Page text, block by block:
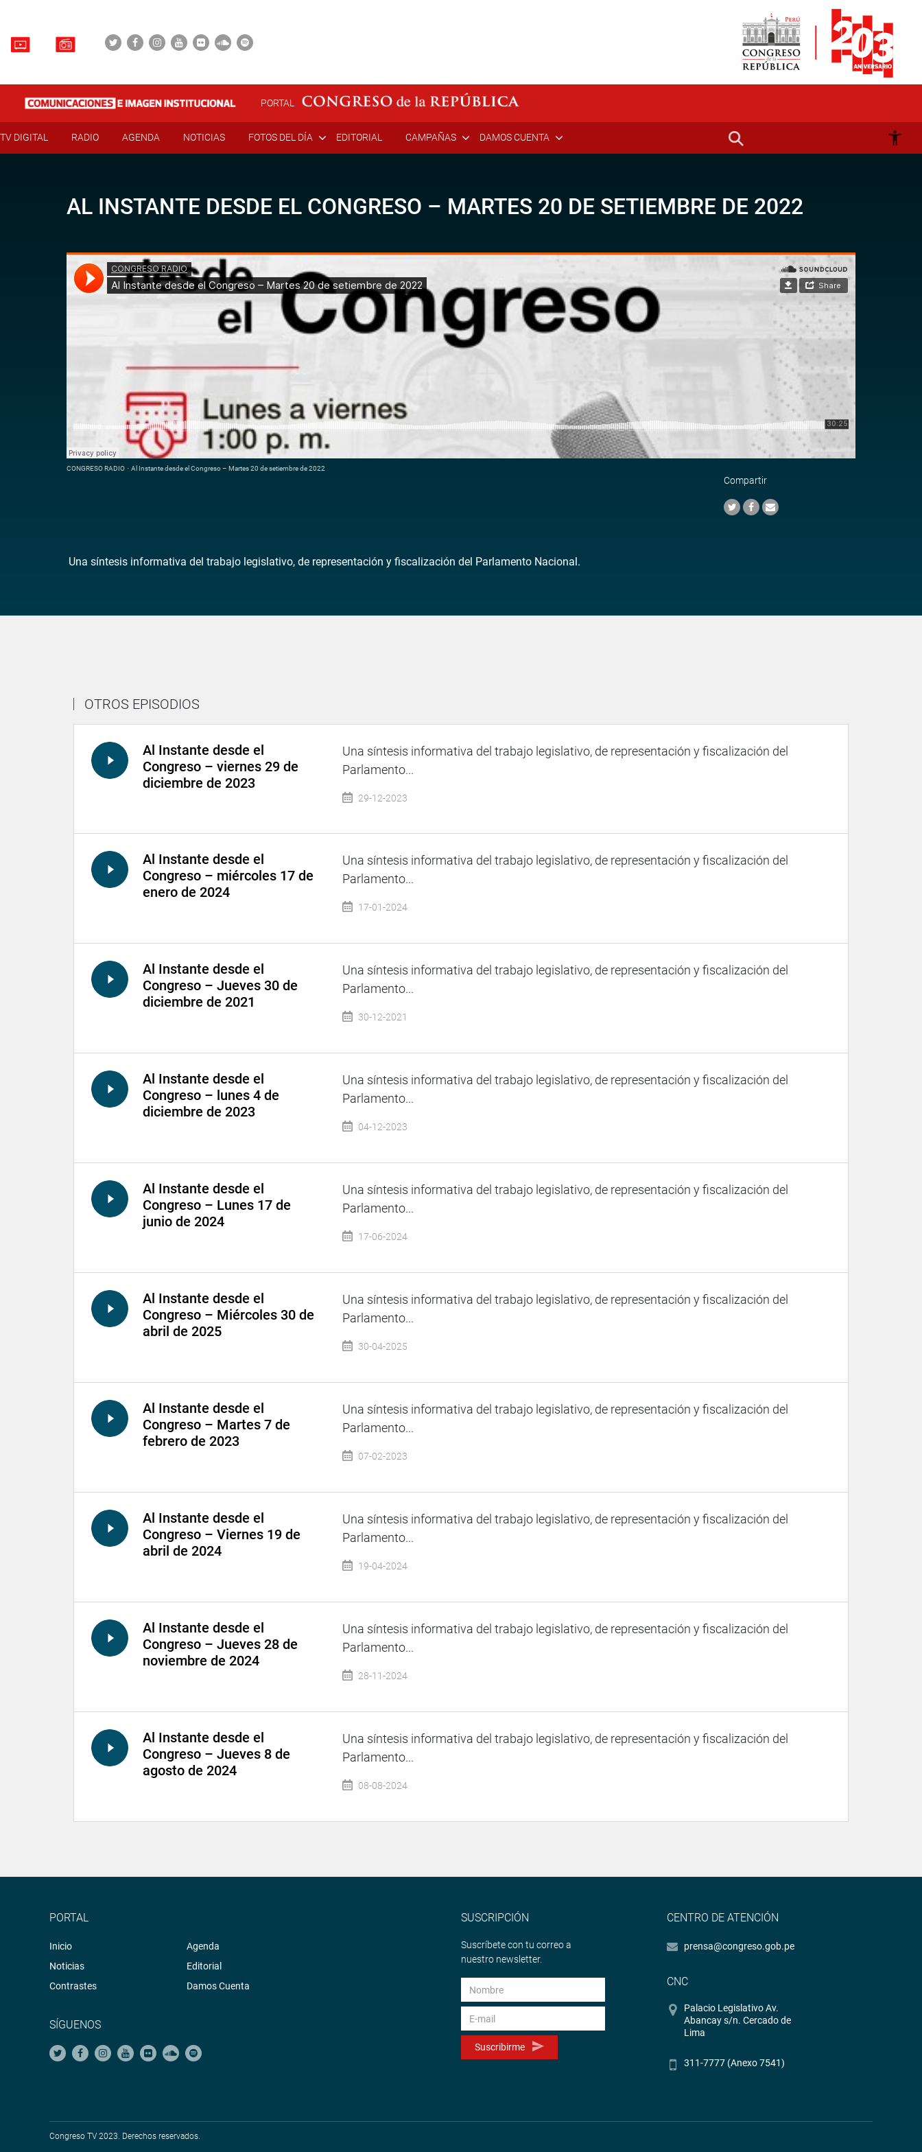
PORTAL
TV DIGITAL RADIO AGENDA NOTICIAS FOTOS DEL DÍA EDITORIAL CAMPAÑAS DAMOS CUENTA
AL INSTANTE DESDE EL CONGRESO – MARTES 20 DE SETIEMBRE DE 2022
CONGRESO RADIO · Al Instante desde el Congreso – Martes 20 de setiembre de 2022
Compartir
Una síntesis informativa del trabajo legislativo, de representación y fiscalización del Parlamento Nacional.
OTROS EPISODIOS
Al Instante desde el
Congreso – viernes 29 de
diciembre de 2023
Una síntesis informativa del trabajo legislativo, de representación y fiscalización del
Parlamento...
29-12-2023
Al Instante desde el
Congreso – miércoles 17 de
enero de 2024
Una síntesis informativa del trabajo legislativo, de representación y fiscalización del
Parlamento...
17-01-2024
Al Instante desde el
Congreso – Jueves 30 de
diciembre de 2021
Una síntesis informativa del trabajo legislativo, de representación y fiscalización del
Parlamento...
30-12-2021
Al Instante desde el
Congreso – lunes 4 de
diciembre de 2023
Una síntesis informativa del trabajo legislativo, de representación y fiscalización del
Parlamento...
04-12-2023
Al Instante desde el
Congreso – Lunes 17 de
junio de 2024
Una síntesis informativa del trabajo legislativo, de representación y fiscalización del
Parlamento...
17-06-2024
Al Instante desde el
Congreso – Miércoles 30 de
abril de 2025
Una síntesis informativa del trabajo legislativo, de representación y fiscalización del
Parlamento...
30-04-2025
Al Instante desde el
Congreso – Martes 7 de
febrero de 2023
Una síntesis informativa del trabajo legislativo, de representación y fiscalización del
Parlamento...
07-02-2023
Al Instante desde el
Congreso – Viernes 19 de
abril de 2024
Una síntesis informativa del trabajo legislativo, de representación y fiscalización del
Parlamento...
19-04-2024
Al Instante desde el
Congreso – Jueves 28 de
noviembre de 2024
Una síntesis informativa del trabajo legislativo, de representación y fiscalización del
Parlamento...
28-11-2024
Al Instante desde el
Congreso – Jueves 8 de
agosto de 2024
Una síntesis informativa del trabajo legislativo, de representación y fiscalización del
Parlamento...
08-08-2024
PORTAL
Inicio
Noticias
Contrastes
Agenda
Editorial
Damos Cuenta
SÍGUENOS
SUSCRIPCIÓN
Suscríbete con tu correo a
nuestro newsletter.
Suscribirme
CENTRO DE ATENCIÓN
prensa@congreso.gob.pe
CNC
Palacio Legislativo Av.
Abancay s/n. Cercado de
Lima
311-7777 (Anexo 7541)
Congreso TV 2023. Derechos reservados.